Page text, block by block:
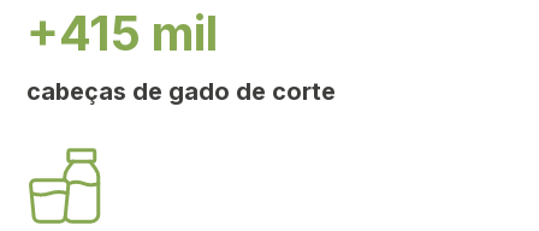
+415 mil
cabeças de gado de corte